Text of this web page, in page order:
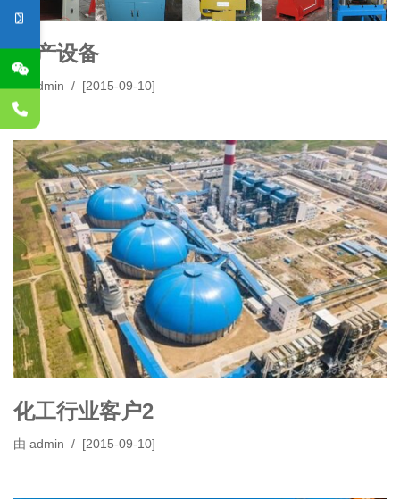
生产设备
由admin [2015-09-10]
化工行业客户2
由 admin [2015-09-10]